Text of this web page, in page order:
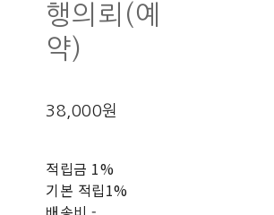
행의뢰(예
약)
38,000원
적립금 1%
기본 적립1%